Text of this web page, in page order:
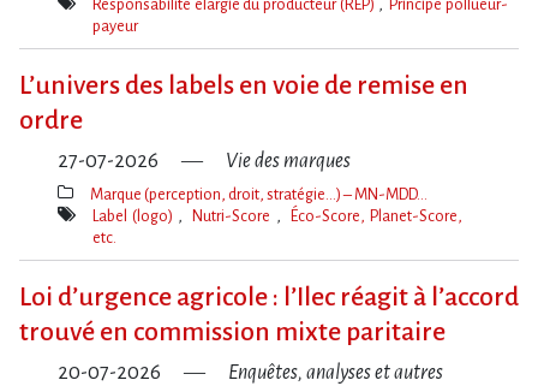
Mot(s)-
Responsabilité élargie du producteur (REP)
Principe pollueur-
payeur
L’univers des labels en voie de remise en
ordre
27-07-2026 Vie des marques
Thèmes(s)
Marque (perception, droit, stratégie…) – MN-MDD…
Mot(s)-
Label (logo) Nutri-Score
Éco-Score, Planet-Score,
etc.
Loi d​‌’urgence agricole : l​‌’Ilec réagit à l​‌’accord
trouvé en commission mixte paritaire
20-07-2026
Enquêtes, analyses et autres